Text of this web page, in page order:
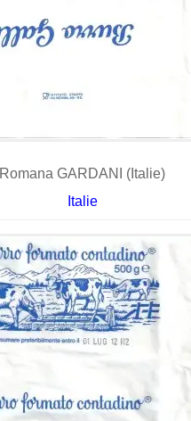
Romana GARDANI (Italie)
Italie